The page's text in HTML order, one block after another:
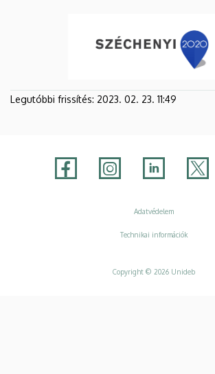
Legutóbbi frissítés: 2023. 02. 23. 11:49
Adatvédelem
Technikai információk
Copyright © 2026 Unideb